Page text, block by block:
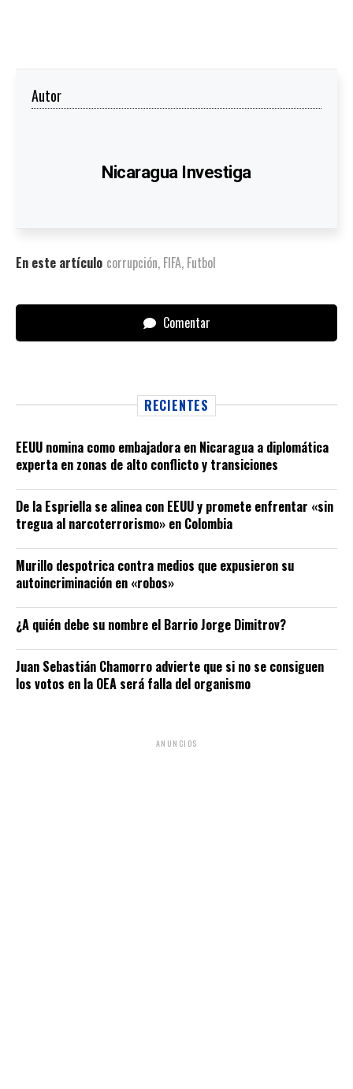
Autor
Nicaragua Investiga
En este artículo corrupción, FIFA, Futbol
Comentar
RECIENTES
EEUU nomina como embajadora en Nicaragua a diplomática
experta en zonas de alto conflicto y transiciones
De la Espriella se alinea con EEUU y promete enfrentar «sin
tregua al narcoterrorismo» en Colombia
Murillo despotrica contra medios que expusieron su
autoincriminación en «robos»
¿A quién debe su nombre el Barrio Jorge Dimitrov?
Juan Sebastián Chamorro advierte que si no se consiguen
los votos en la OEA será falla del organismo
ANUNCIOS